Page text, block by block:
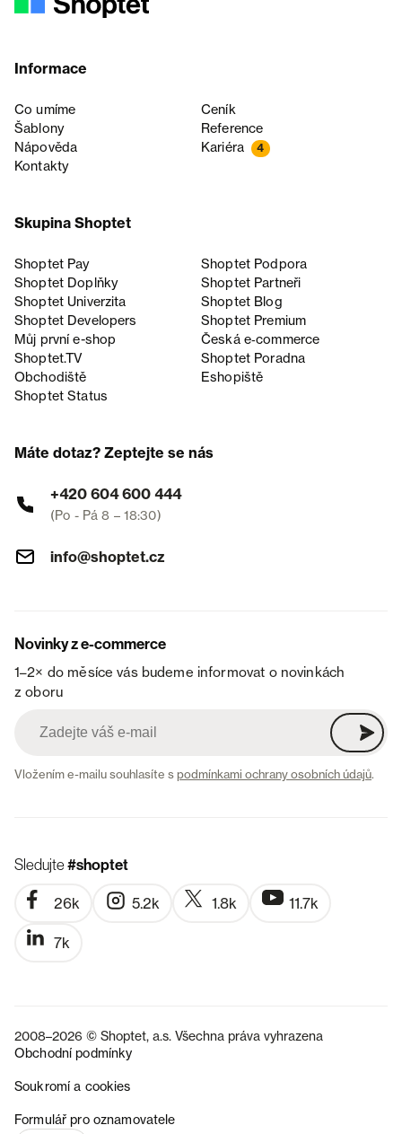
Informace
Co umíme
Ceník
Šablony
Reference
Nápověda
Kariéra 4
Kontakty
Skupina Shoptet
Shoptet Pay
Shoptet Podpora
Shoptet Doplňky
Shoptet Partneři
Shoptet Univerzita
Shoptet Blog
Shoptet Developers
Shoptet Premium
Můj první e-shop
Česká e‑commerce
Shoptet.TV
Shoptet Poradna
Obchodiště
Eshopiště
Shoptet Status
Máte dotaz? Zeptejte se nás
+420 604 600 444
(Po - Pá 8 – 18:30)
info@shoptet.cz
Novinky z e-commerce
1–2× do měsíce vás budeme informovat o novinkách
z oboru
Vložením e-mailu souhlasíte spodmínkami ochrany osobních údajů.
Sledujte#shoptet
26k 5.2k 1.8k 11.7k
7k
2008–2026 © Shoptet, a.s. Všechna práva vyhrazena
Obchodní podmínky
Soukromí a cookies
Formulář pro oznamovatele